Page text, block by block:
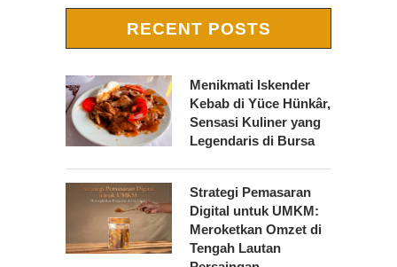
RECENT POSTS
Menikmati Iskender
Kebab di Yüce Hünkâr,
Sensasi Kuliner yang
Legendaris di Bursa
Strategi Pemasaran
Digital untuk UMKM:
Meroketkan Omzet di
Tengah Lautan